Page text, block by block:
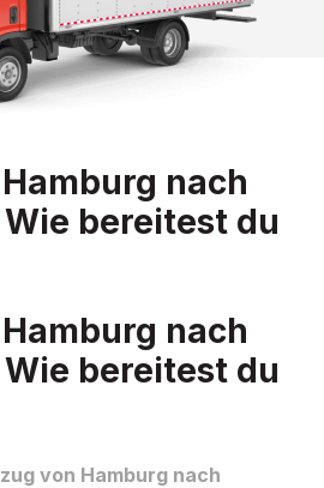
nach
bereitest du
nach
bereitest du
von Hamburg nach